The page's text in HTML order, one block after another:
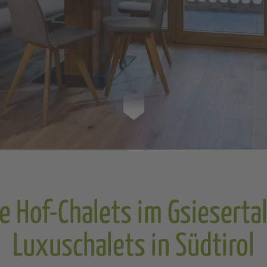
Hof-Chalets im
Luxuschalets in Südtirol